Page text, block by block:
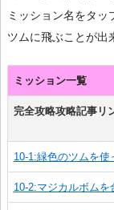
ミッション名をタ
ツムに飛ぶことが出
ミッション一覧
完全攻略攻略記事リ
10-1:緑色のツムを使
10-2:マジカルボムを